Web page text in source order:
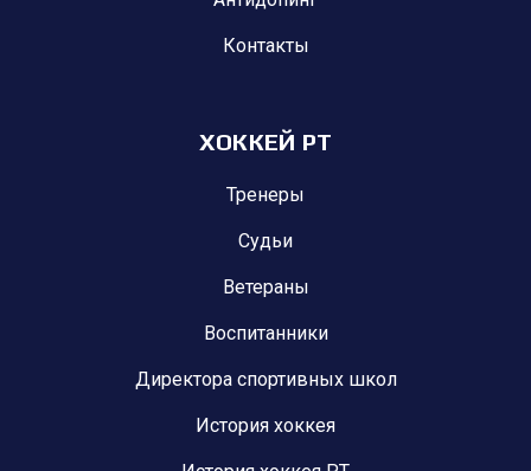
Контакты
ХОККЕЙ РТ
Тренеры
Судьи
Ветераны
Воспитанники
Директора спортивных школ
История хоккея